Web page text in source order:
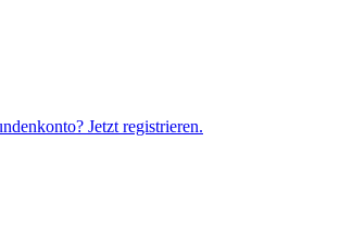
Jetzt registrieren.